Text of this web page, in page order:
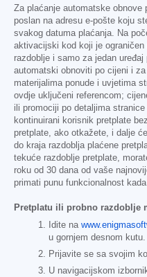
Za plaćanje automatske
poslan na adresu e-pošte koju
svakog datuma plaćanja. Na
aktivacijski kod koji je
razdoblje i samo za jedan
automatski obnoviti po cijeni i
materijalima ponude i uvjetima
ovdje uključeni referencom;
ili promociji po detaljima
kontinuirani korisnik pretplate
pretplate, ako otkažete, i dalje
do kraja razdoblja plaćene
tekuće razdoblje pretplate,
roku od 30 dana od vaše
primati punu funkcionalnost
Pretplatu ili probno razdoblje
Idite na
u gornjem desnom kutu.
Prijavite se sa svojim
U navigacijskom